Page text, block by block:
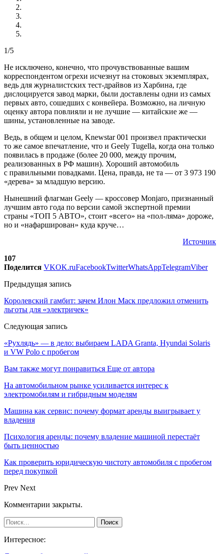
1/5
Не исключено, конечно, что прочувствованные вашим
корреспондентом огрехи исчезнут на стоковых экземплярах,
ведь для журналистских тест-драйвов из Харбина, где
дислоцируется завод марки, были доставлены одни из самых
первых авто, сошедших с конвейера. Возможно, на личную
оценку автора повлияли и не лучшие — китайские же —
шины, установленные на заводе.
Ведь, в общем и целом, Knewstar 001 произвел практически
то же самое впечатление, что и Geely Tugella, когда она только
появилась в продаже (более 20 000, между прочим,
реализованных в РФ машин). Хороший автомобиль
с правильными повадками. Цена, правда, не та — от 3 973 190
«дерева» за младшую версию.
Нынешний флагман Geely — кроссовер Monjaro, признанный
лучшим авто года по версии самой экспертной премии
страны «ТОП 5 АВТО», стоит «всего» на «пол-ляма» дороже,
но и «нафарширован» куда круче…
Источник
107
Поделится VKOK.ruFacebookTwitterWhatsAppTelegramViber
Предыдущая запись
Королевский гамбит: зачем Илон Маск предложил отменить
льготы для «электричек»
Следующая запись
«Рухлядь» — в дело: выбираем LADA Granta, Hyundai Solaris
и VW Polo с пробегом
Вам также могут понравиться Еще от автора
На автомобильном рынке усиливается интерес к
электромобилям и гибридным моделям
Машина как сервис: почему формат аренды выигрывает у
владения
Психология аренды: почему владение машиной перестаёт
быть ценностью
Как проверить юридическую чистоту автомобиля с пробегом
перед покупкой
Prev Next
Комментарии закрыты.
Интересное: